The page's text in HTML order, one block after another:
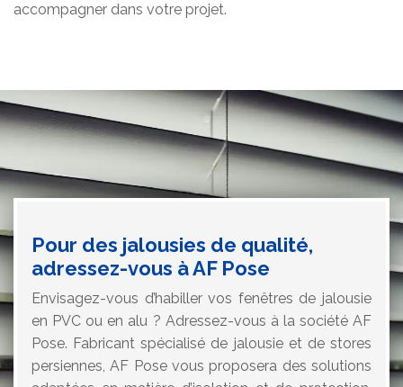
accompagner dans votre projet.
Pour des jalousies de qualité,
adressez-vous à AF Pose
Envisagez-vous d’habiller vos fenêtres de jalousie
en PVC ou en alu ? Adressez-vous à la société AF
Pose. Fabricant spécialisé de jalousie et de stores
persiennes, AF Pose vous proposera des solutions